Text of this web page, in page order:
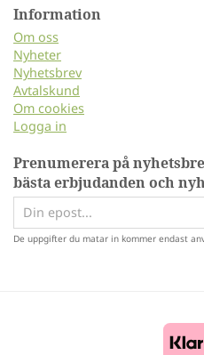
Information
Om oss
Nyheter
Nyhetsbrev
Avtalskund
Om cookies
Logga in
Prenumerera på
bästa erbjudanden och
De uppgifter du matar in kommer endast